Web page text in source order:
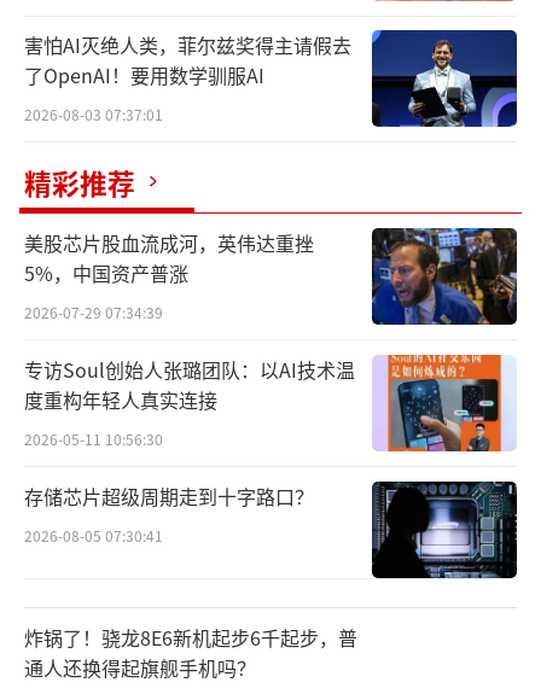
害怕AI灭绝人类，菲尔兹奖得主请假去
了OpenAI！要用数学驯服AI
2026-08-03 07:37:01
精彩推荐
美股芯片股血流成河，英伟达重挫
5%，中国资产普涨
2026-07-29 07:34:39
专访Soul创始人张璐团队：以AI技术温
度重构年轻人真实连接
2026-05-11 10:56:30
存储芯片超级周期走到十字路口？
2026-08-05 07:30:41
炸锅了！骁龙8E6新机起步6千起步，普
通人还换得起旗舰手机吗？